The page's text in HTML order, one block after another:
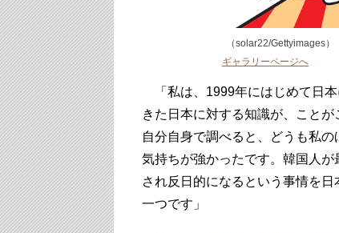
（solar22/Gettyimages）
ギャラリーページへ
「私は、1999年にはじめて日
きた日本に対する知識が、こと
自分自身で調べると、どうも私
気持ちが強かったです。韓国人
され反日的になるという事情を
一つです」